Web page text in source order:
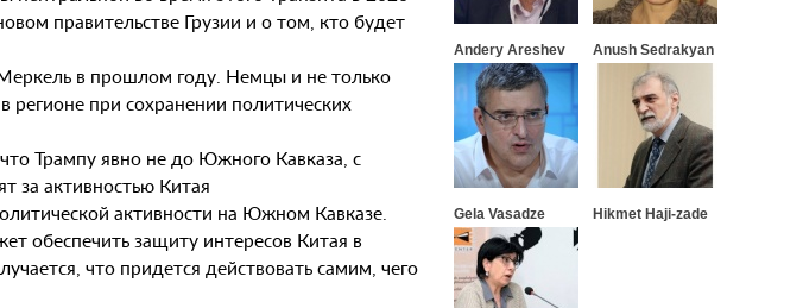
правительстве Грузии и о том, кто будет
в прошлом году. Немцы и не только
регионе при сохранении политических
Трампу явно не до Южного Кавказа, с
за активностью Китая
активности на Южном Кавказе.
обеспечить защиту интересов Китая в
что придется действовать самим, чего
Andery Areshev Anush Sedrakyan
Gela Vasadze Hikmet Haji-zade